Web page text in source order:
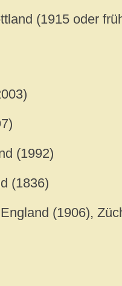
(1915 oder
(1992)
(1836)
England (1906),